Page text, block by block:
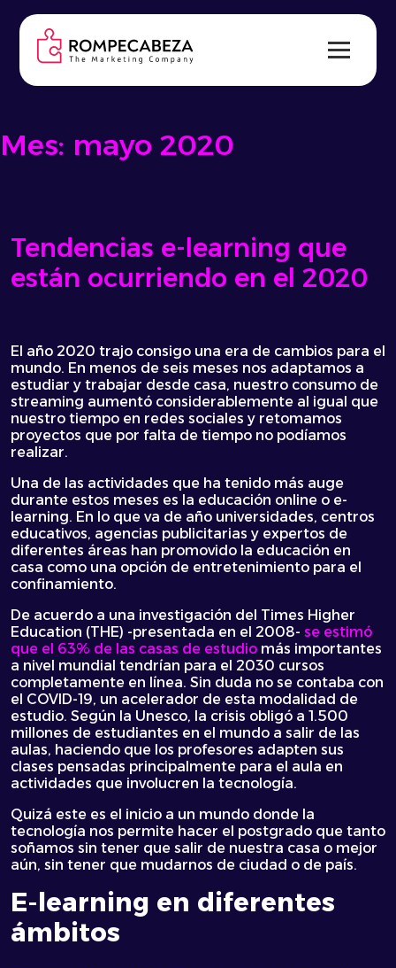
content
Mes: mayo 2020
Tendencias e-learning que
están ocurriendo en el 2020
El año 2020 trajo consigo una era de cambios para el
mundo. En menos de seis meses nos adaptamos a
estudiar y trabajar desde casa, nuestro consumo de
streaming aumentó considerablemente al igual que
nuestro tiempo en redes sociales y retomamos
proyectos que por falta de tiempo no podíamos
realizar.
Una de las actividades que ha tenido más auge
durante estos meses es la educación online o e-
learning. En lo que va de año universidades, centros
educativos, agencias publicitarias y expertos de
diferentes áreas han promovido la educación en
casa como una opción de entretenimiento para el
confinamiento.
De acuerdo a una investigación del Times Higher
Education (THE) -presentada en el 2008- se estimó
que el 63% de las casas de estudio más importantes
a nivel mundial tendrían para el 2030 cursos
completamente en línea. Sin duda no se contaba con
el COVID-19, un acelerador de esta modalidad de
estudio. Según la Unesco, la crisis obligó a 1.500
millones de estudiantes en el mundo a salir de las
aulas, haciendo que los profesores adapten sus
clases pensadas principalmente para el aula en
actividades que involucren la tecnología.
Quizá este es el inicio a un mundo donde la
tecnología nos permite hacer el postgrado que tanto
soñamos sin tener que salir de nuestra casa o mejor
aún, sin tener que mudarnos de ciudad o de país.
E-learning en diferentes
ámbitos